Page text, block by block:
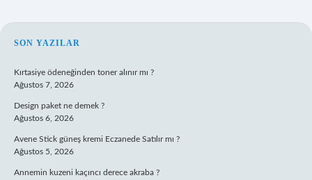
SIDEBAR
SON YAZILAR
Kırtasiye ödeneğinden toner alınır mı ?
Ağustos 7, 2026
Design paket ne demek ?
Ağustos 6, 2026
Avene Stick güneş kremi Eczanede Satılır mı ?
Ağustos 5, 2026
Annemin kuzeni kaçıncı derece akraba ?